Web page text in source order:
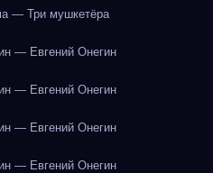
— Три мушкетёра
— Евгений Онегин
— Евгений Онегин
— Евгений Онегин
— Евгений Онегин